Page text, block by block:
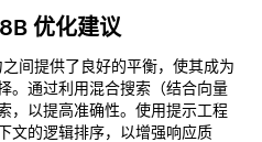
优化建议
间提供了良好的平衡，使其成为
。通过利用混合搜索（结合向量
，以提高准确性。使用提示工程
文的逻辑排序，以增强响应质